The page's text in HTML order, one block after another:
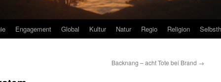
Engagement Global Kultur Natur Regio Religion
Backnang – acht Tote bei Brand →